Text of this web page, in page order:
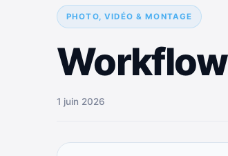
PHOTO, VIDÉO & MONTAGE
Workflow
1 juin 2026